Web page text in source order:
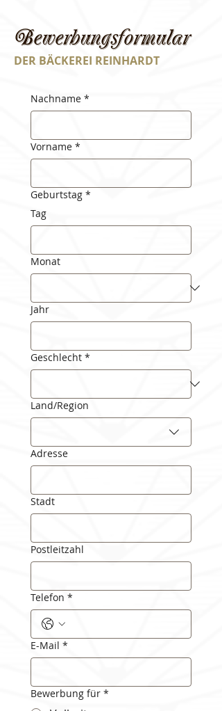
Bewerbungsformular
DER BÄCKEREI REINHARDT
Nachname *
Vorname *
Geburtstag *
Tag
Monat
Jahr
Geschlecht *
Anschrift
Land/Region
Adresse
Stadt
Postleitzahl
Telefon *
E-Mail *
Bewerbung für *